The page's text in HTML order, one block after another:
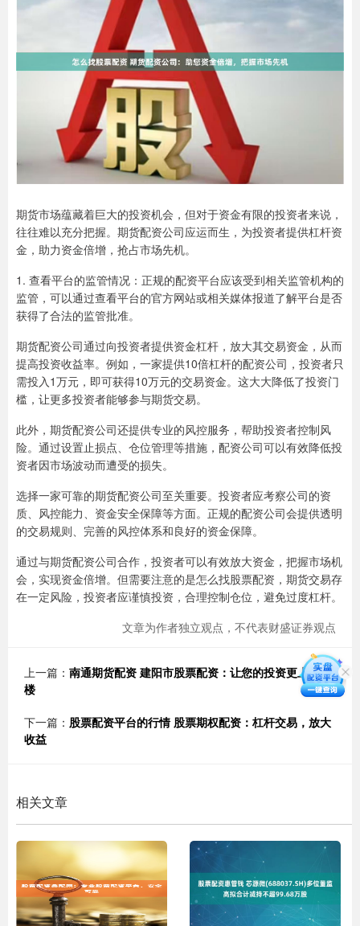
期货市场蕴藏着巨大的投资机会，但对于资金有限的投资者来说，
往往难以充分把握。期货配资公司应运而生，为投资者提供杠杆资
金，助力资金倍增，抢占市场先机。
1. 查看平台的监管情况：正规的配资平台应该受到相关监管机构的
监管，可以通过查看平台的官方网站或相关媒体报道了解平台是否
获得了合法的监管批准。
期货配资公司通过向投资者提供资金杠杆，放大其交易资金，从而
提高投资收益率。例如，一家提供10倍杠杆的配资公司，投资者只
需投入1万元，即可获得10万元的交易资金。这大大降低了投资门
槛，让更多投资者能够参与期货交易。
此外，期货配资公司还提供专业的风控服务，帮助投资者控制风
险。通过设置止损点、仓位管理等措施，配资公司可以有效降低投
资者因市场波动而遭受的损失。
选择一家可靠的期货配资公司至关重要。投资者应考察公司的资
质、风控能力、资金安全保障等方面。正规的配资公司会提供透明
的交易规则、完善的风控体系和良好的资金保障。
通过与期货配资公司合作，投资者可以有效放大资金，把握市场机
会，实现资金倍增。但需要注意的是怎么找股票配资，期货交易存
在一定风险，投资者应谨慎投资，合理控制仓位，避免过度杠杆。
文章为作者独立观点，不代表财盛证券观点
上一篇： 南通期货配资 建阳市股票配资：让您的投资更上一层
楼
下一篇： 股票配资平台的行情 股票期权配资：杠杆交易，放大
收益
相关文章